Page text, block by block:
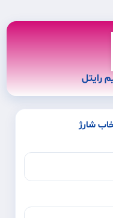
رایتل
شارژ